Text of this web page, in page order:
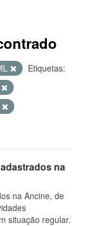
Etiquetas:
na
na Ancine, de
situação regular.